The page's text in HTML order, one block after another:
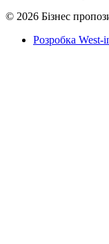
© 2026 Бізнес
Розробка West-